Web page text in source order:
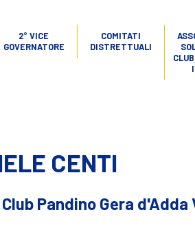
2° VICE
GOVERNATORE
COMITATI
DISTRETTUALI
CENTI
Pandino Gera